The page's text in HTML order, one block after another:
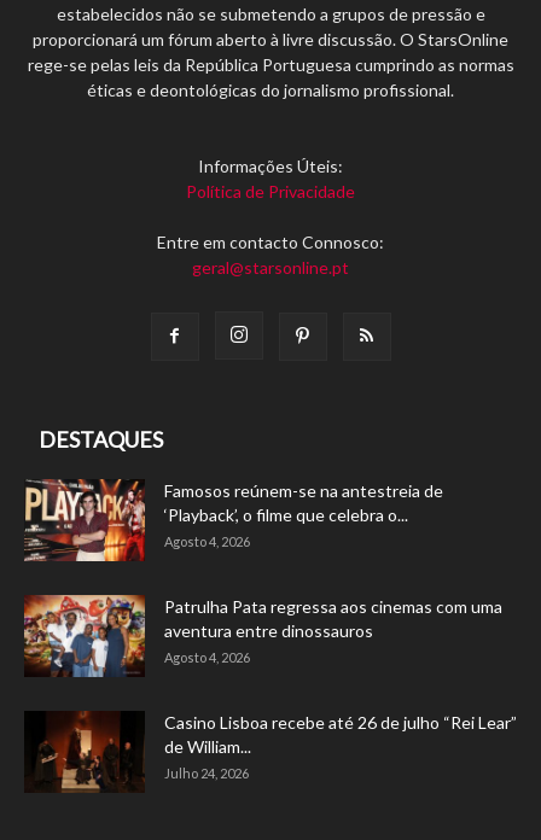
estabelecidos não se submetendo a grupos de pressão e
proporcionará um fórum aberto à livre discussão. O StarsOnline
rege-se pelas leis da República Portuguesa cumprindo as normas
éticas e deontológicas do jornalismo profissional.
Informações Úteis:
Política de Privacidade
Entre em contacto Connosco:
geral@starsonline.pt
DESTAQUES
Famosos reúnem-se na antestreia de
‘Playback’, o filme que celebra o...
Agosto 4, 2026
Patrulha Pata regressa aos cinemas com uma
aventura entre dinossauros
Agosto 4, 2026
Casino Lisboa recebe até 26 de julho “Rei Lear”
de William...
Julho 24, 2026